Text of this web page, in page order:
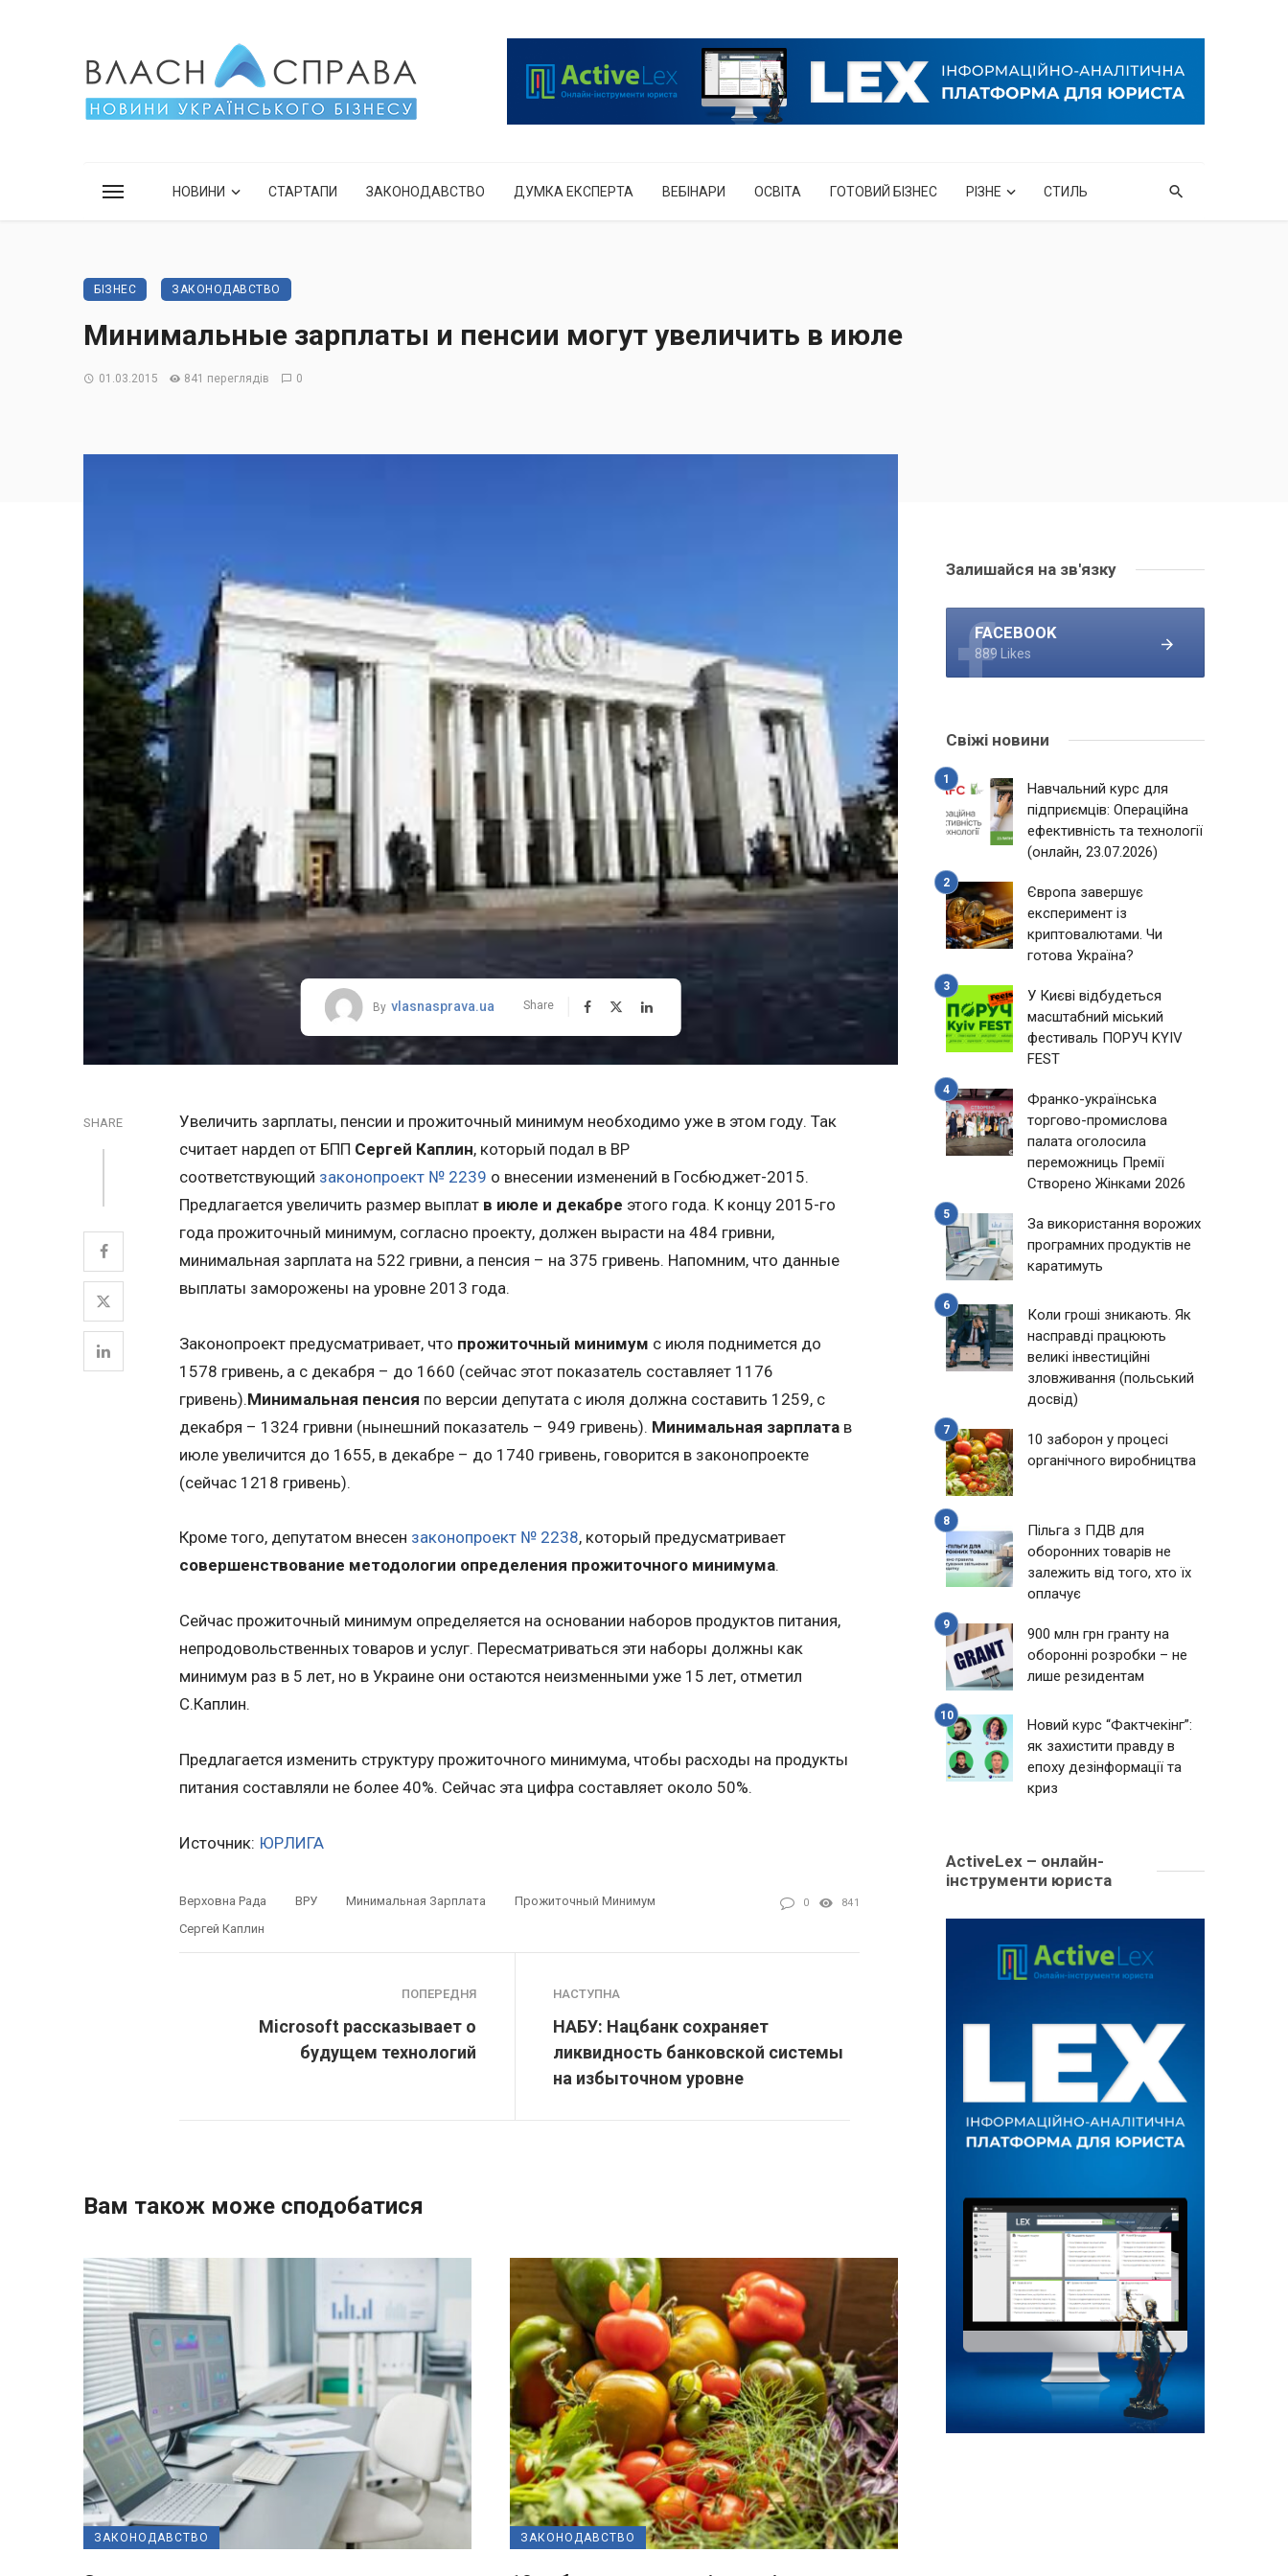
НОВИНИ СТАРТАПИ ЗАКОНОДАВСТВО ДУМКА ЕКСПЕРТА ВЕБІНАРИ ОСВІТА ГОТОВИЙ БІЗНЕС РІЗНЕ СТИЛЬ
БІЗНЕС ЗАКОНОДАВСТВО
Минимальные зарплаты и пенсии могут увеличить в июле
01.03.2015 841 переглядів 0
By vlasnasprava.ua Share
SHARE
Увеличить зарплаты, пенсии и прожиточный минимум необходимо уже в этом году. Так
считает нардеп от БПП Сергей Каплин, который подал в ВР
соответствующий законопроект № 2239 о внесении изменений в Госбюджет-2015.
Предлагается увеличить размер выплат в июле и декабре этого года. К концу 2015-го
года прожиточный минимум, согласно проекту, должен вырасти на 484 гривни,
минимальная зарплата на 522 гривни, а пенсия – на 375 гривень. Напомним, что данные
выплаты заморожены на уровне 2013 года.
Законопроект предусматривает, что прожиточный минимум с июля поднимется до
1578 гривень, а с декабря – до 1660 (сейчас этот показатель составляет 1176
гривень).Минимальная пенсия по версии депутата с июля должна составить 1259, с
декабря – 1324 гривни (нынешний показатель – 949 гривень). Минимальная зарплата в
июле увеличится до 1655, в декабре – до 1740 гривень, говорится в законопроекте
(сейчас 1218 гривень).
Кроме того, депутатом внесен законопроект № 2238, который предусматривает
совершенствование методологии определения прожиточного минимума.
Сейчас прожиточный минимум определяется на основании наборов продуктов питания,
непродовольственных товаров и услуг. Пересматриваться эти наборы должны как
минимум раз в 5 лет, но в Украине они остаются неизменными уже 15 лет, отметил
С.Каплин.
Предлагается изменить структуру прожиточного минимума, чтобы расходы на продукты
питания составляли не более 40%. Сейчас эта цифра составляет около 50%.
Источник: ЮРЛИГА
Верховна Рада ВРУ Минимальная Зарплата
Прожиточный Минимум
Сергей Каплин
0 841
ПОПЕРЕДНЯ
Microsoft рассказывает о
будущем технологий
НАСТУПНА
НАБУ: Нацбанк сохраняет
ликвидность банковской системы
на избыточном уровне
Вам також може сподобатися
ЗАКОНОДАВСТВО ЗАКОНОДАВСТВО
Залишайся на зв'язку
FACEBOOK
889 Likes
Свіжі новини
Навчальний курс для
підприємців: Операційна
ефективність та технології
(онлайн, 23.07.2026)
Європа завершує
експеримент із
криптовалютами. Чи
готова Україна?
У Києві відбудеться
масштабний міський
фестиваль ПОРУЧ KYIV
FEST
Франко-українська
торгово-промислова
палата оголосила
переможниць Премії
Створено Жінками 2026
За використання ворожих
програмних продуктів не
каратимуть
Коли гроші зникають. Як
насправді працюють
великі інвестиційні
зловживання (польський
досвід)
10 заборон у процесі
органічного виробництва
Пільга з ПДВ для
оборонних товарів не
залежить від того, хто їх
оплачує
900 млн грн гранту на
оборонні розробки – не
лише резидентам
Новий курс “Фактчекінг”:
як захистити правду в
епоху дезінформації та
криз
ActiveLex – онлайн-
інструменти юриста